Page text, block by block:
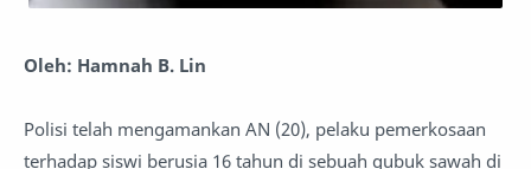
Oleh: Hamnah B. Lin
Polisi telah mengamankan AN (20), pelaku pemerkosaan
terhadap siswi berusia 16 tahun di sebuah gubuk sawah di